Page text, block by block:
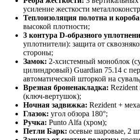
усиление жесткости
Теплоизоляция полотна и
высокой плотности;
3 контура D-образного
уплотнители): защита от
стороны;
Замок: 2-хсистемный моноблок
цилиндровый) Guardian 75.14 с
автоматической шторкой на
Врезная броненакладка:
(ключ-вертушок);
Ночная задвижка: Rezident +
Глазок: угол обзора 180°;
Ручка: Punto Alfa (хром);
Петли Барк: осевые шаровые, 2